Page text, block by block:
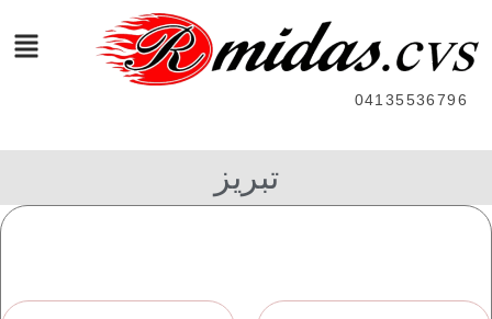
04135536796
تبریز